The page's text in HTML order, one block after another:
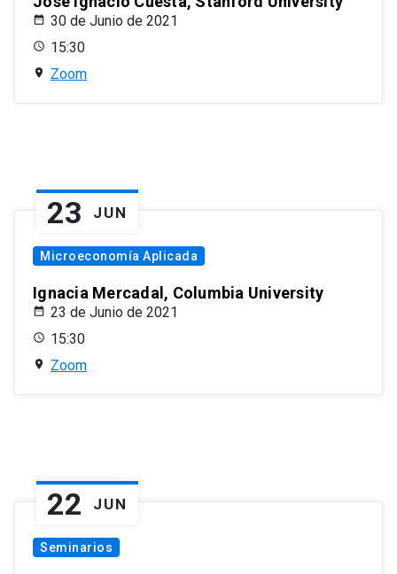
30 de Junio de 2021
15:30
Zoom
23 JUN
Microeconomía Aplicada
Ignacia Mercadal, Columbia University
23 de Junio de 2021
15:30
Zoom
22 JUN
Seminarios